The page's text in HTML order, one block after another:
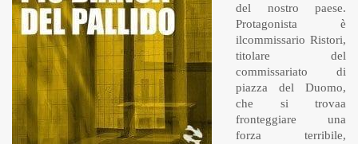
del nostro paese.
Protagonista è
ilcommissario Ristori,
titolare del
commissariato di
piazza del Duomo,
che si trovaa
fronteggiare una
forza terribile,